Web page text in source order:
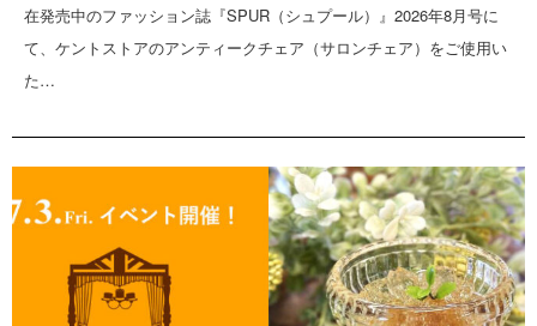
在発売中のファッション誌『SPUR（シュプール）』2026年8月号に
て、ケントストアのアンティークチェア（サロンチェア）をご使用い
た…